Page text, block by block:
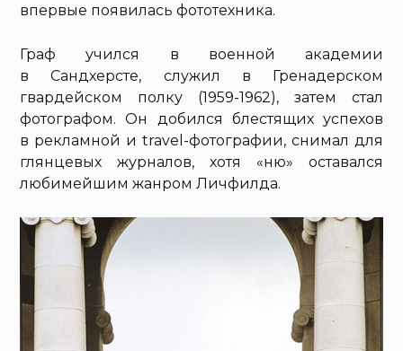
впервые появилась фототехника.
Граф учился в военной академии
в Сандхерсте, служил в Гренадерском
гвардейском полку (1959-1962), затем стал
фотографом. Он добился блестящих успехов
в рекламной и travel-фотографии, снимал для
глянцевых журналов, хотя «ню» оставался
любимейшим жанром Личфилда.